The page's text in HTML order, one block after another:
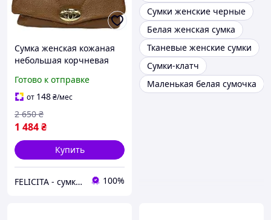
Сумка женская кожаная
небольшая корчневая
(см)
Готово к отправке
от 148₴/мес
1 484₴
2 650 ₴
Купить
FELICITA - сумки і аксесуари з натуральної шкіри преміум класу 100%
Сумки женские черные
Белая женская сумка
Тканевые женские сумки
Сумки-клатч
Маленькая белая сумочка